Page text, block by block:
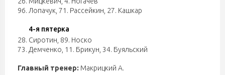
96. Лопачук 71. Рассейкин 27. Кашкар
4-я пятерка
28. Сиротин 89. Носко
73. Демченко 11. Брикун 34. Буяльский
Главный тренер: Макрицкий А.